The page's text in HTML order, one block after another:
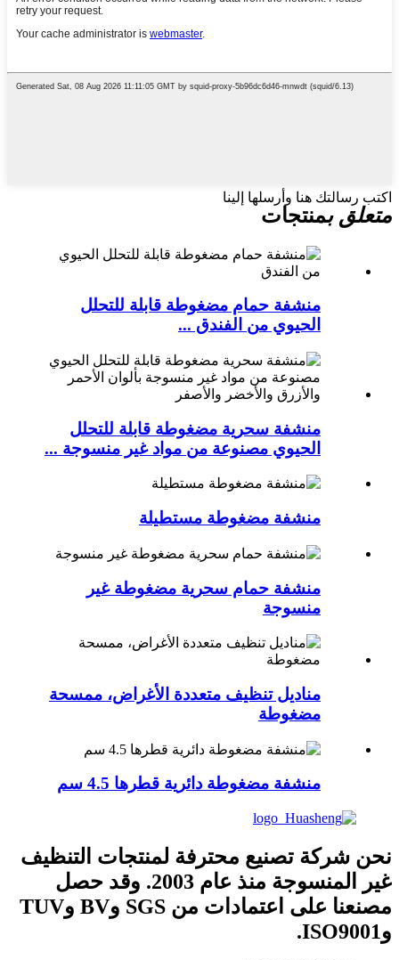
اكتب رسالتك هنا وأرسلها إلينا
متعلق بمنتجات
منشفة حمام مضغوطة قابلة للتحلل
الحيوي من الفندق ...
منشفة سحرية مضغوطة قابلة للتحلل
الحيوي مصنوعة من مواد غير منسوجة ...
منشفة مضغوطة مستطيلة
منشفة حمام سحرية مضغوطة غير
منسوجة
مناديل تنظيف متعددة الأغراض، ممسحة
مضغوطة
منشفة مضغوطة دائرية قطرها 4.5 سم
نحن شركة تصنيع محترفة لمنتجات التنظيف
غير المنسوجة منذ عام 2003. وقد حصل
مصنعنا على اعتمادات من SGS وBV وTUV
وISO9001.